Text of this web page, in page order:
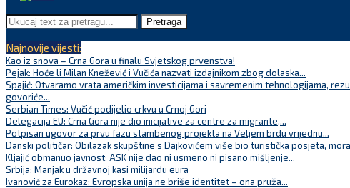
Pretraga
Najnovije vijesti:
Kao iz snova – Crna Gora u finalu Svjetskog prvenstva!
Pejak: Hoće li Milan Knežević i Vučića nazvati izdajnikom zbog dolaska...
Spajić: Otvaramo vrata američkim investicijama i savremenim tehnologijama,
govoriće...
Serbian Times: Vučić podijelio crkvu u Crnoj Gori
Delegacija EU: Crna Gora nije dio inicijative za centre za migrante,...
Potpisan ugovor za prvu fazu stambenog projekta na Veljem brdu vrijednu...
Danski političar: Obilazak skupštine s Dajkovićem više bio turistička posjeta,
Kljajić obmanuo javnost: ASK nije dao ni usmeno ni pisano mišljenje...
Srbija: Manjak u državnoj kasi milijardu eura
Ivanović za Eurokaz: Evropska unija ne briše identitet – ona pruža...